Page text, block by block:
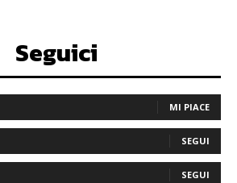
Seguici
MI PIACE
SEGUI
SEGUI